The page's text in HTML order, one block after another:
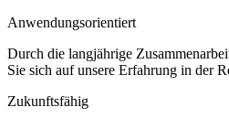
Anwendungsorientiert
Durch die langjährige
Sie sich auf unsere Erfahrung in der
Zukunftsfähig